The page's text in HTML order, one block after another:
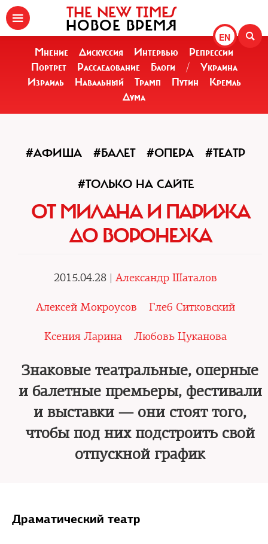
EN
THE NEW TIMES
НОВОЕ ВРЕМЯ
Мнение Дискуссия Интервью
Репрессии
Портрет
Расследование Блоги /
Украина
Израиль
Навальный Трамп Путин
Кремль
Дума
#АФИША #БАЛЕТ #ОПЕРА #ТЕАТР
#ТОЛЬКО НА САЙТЕ
ОТ МИЛАНА И ПАРИЖА
ДО ВОРОНЕЖА
2015.04.28 | Александр Шаталов
Алексей Мокроусов Глеб Ситковский
Ксения Ларина Любовь Цуканова
Знаковые театральные, оперные
и балетные премьеры, фестивали
и выставки — они стоят того,
чтобы под них подстроить свой
отпускной график
Драматический театр